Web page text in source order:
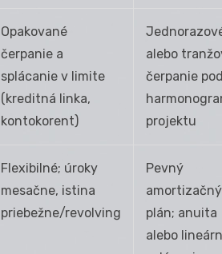
Opakované
čerpanie a
splácanie v limite
(kreditná linka,
kontokorent)
alebo
čerpanie
projektu
Flexibilné; úroky
mesačne, istina
priebežne/revolving
Pevný
amortizačný
plán; anuita
alebo